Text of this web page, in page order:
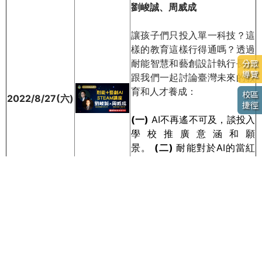
2022/8/27(六)
劉峻誠、周威成
讓孩子們只投入單一科技？這
樣的教育這樣行得通嗎？透過
耐能智慧和藝創設計執行長，
跟我們一起討論臺灣未來的教
育和人才養成：
(一) AI不再遙不可及，談投入
學校推廣意涵和願
景。 (二)耐能對於AI的當紅
分眾
導覽
校區
捷徑